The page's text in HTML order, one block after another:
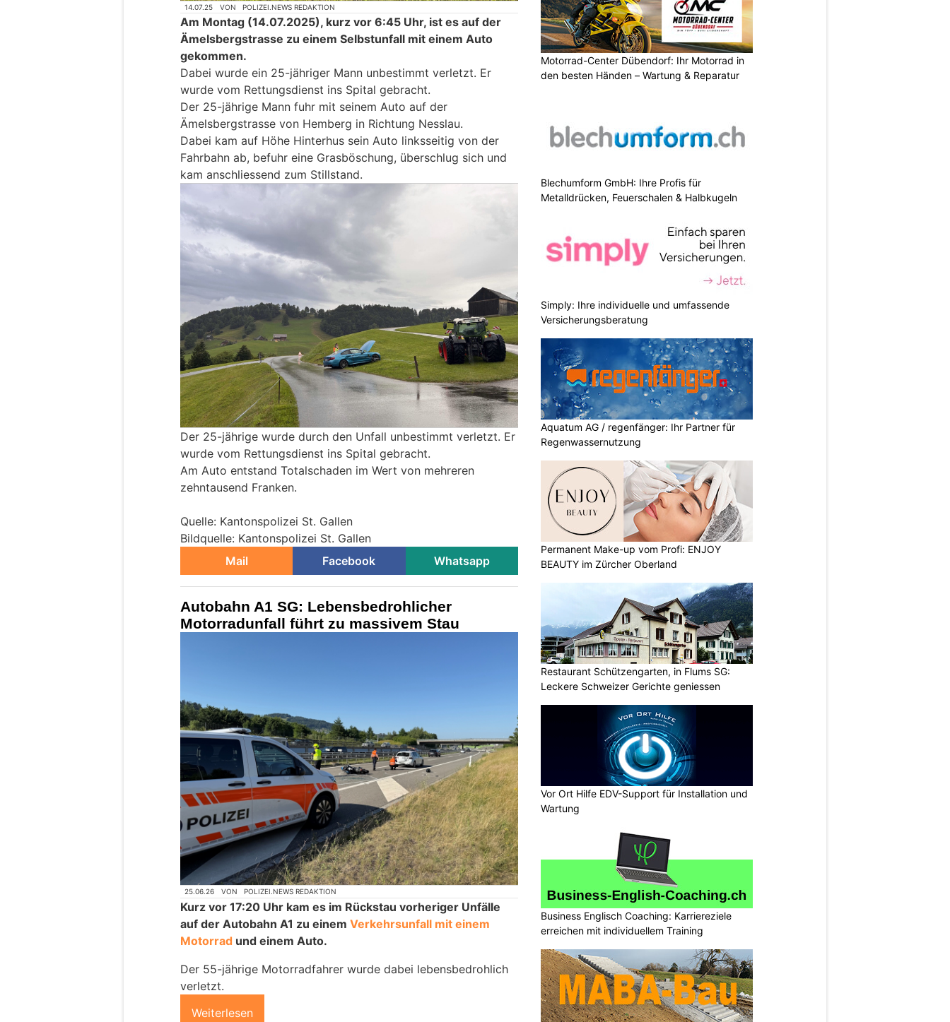
14.07.25 VON POLIZEI.NEWS REDAKTION
Am Montag (14.07.2025), kurz vor 6:45 Uhr, ist es auf der
Ämelsbergstrasse zu einem Selbstunfall mit einem Auto
gekommen.
Dabei wurde ein 25-jähriger Mann unbestimmt verletzt. Er
wurde vom Rettungsdienst ins Spital gebracht.
Der 25-jährige Mann fuhr mit seinem Auto auf der
Ämelsbergstrasse von Hemberg in Richtung Nesslau.
Dabei kam auf Höhe Hinterhus sein Auto linksseitig von der
Fahrbahn ab, befuhr eine Grasböschung, überschlug sich und
kam anschliessend zum Stillstand.
Der 25-jährige wurde durch den Unfall unbestimmt verletzt. Er
wurde vom Rettungsdienst ins Spital gebracht.
Am Auto entstand Totalschaden im Wert von mehreren
zehntausend Franken.
Quelle: Kantonspolizei St. Gallen
Bildquelle: Kantonspolizei St. Gallen
Mail
Facebook Whatsapp
Autobahn A1 SG: Lebensbedrohlicher
Motorradunfall führt zu massivem Stau
25.06.26 VON POLIZEI.NEWS REDAKTION
Kurz vor 17:20 Uhr kam es im Rückstau vorheriger Unfälle
auf der Autobahn A1 zu einem Verkehrsunfall mit einem
Motorrad und einem Auto.
Der 55-jährige Motorradfahrer wurde dabei lebensbedrohlich
verletzt.
Weiterlesen
Motorrad-Center Dübendorf: Ihr Motorrad in
den besten Händen – Wartung & Reparatur
Blechumform GmbH: Ihre Profis für
Metalldrücken, Feuerschalen & Halbkugeln
Simply: Ihre individuelle und umfassende
Versicherungsberatung
Aquatum AG / regenfänger: Ihr Partner für
Regenwassernutzung
Permanent Make-up vom Profi: ENJOY
BEAUTY im Zürcher Oberland
Restaurant Schützengarten, in Flums SG:
Leckere Schweizer Gerichte geniessen
Vor Ort Hilfe EDV-Support für Installation und
Wartung
Business Englisch Coaching: Karriereziele
erreichen mit individuellem Training